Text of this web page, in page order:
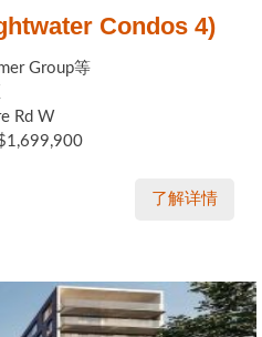
Condos 4)
Group等
Rd W
了解详情